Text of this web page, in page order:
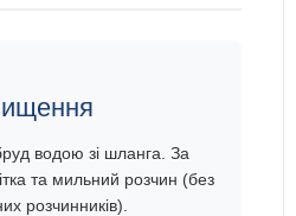
водою зі шланга. За
та мильний розчин (без
розчинників).